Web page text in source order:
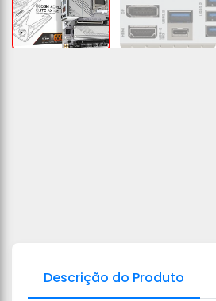
Descrição do Produto